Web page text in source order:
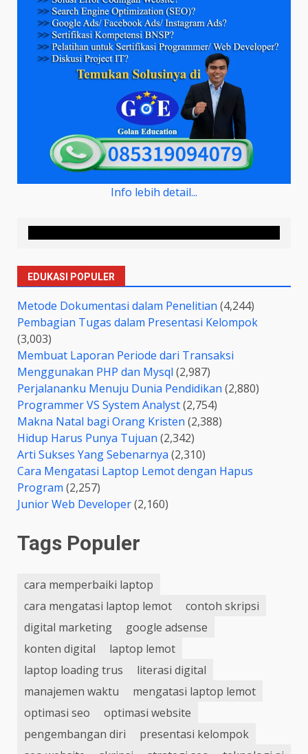
Info lebih detail...
EDUKASI POPULER
Metode Dokumentasi dalam Penelitian (4,244)
Pembagian Tugas dalam Presentasi Kelompok
(3,003)
Membuat Laporan Periode dari Transaksi
Menggunakan PHP dan Mysql (2,987)
Perjalananku Menuju Dunia Pendidikan (2,880)
Programmer VS System Analyst(2,754)
Makna Natal bagi Orang Kristen (2,388)
Hidup Harus Punya Tujuan (2,342)
Arti Sukses Yang Sebenarnya (2,310)
Cara Mengatasi Laptop Lemot dengan Hapus
Program (2,257)
Junior Web Developer(2,160)
Tags Populer
cara memperbaiki laptop
cara mengatasi laptop lemot
contoh skripsi
digital marketing
google adsense
konten digital
laptop lemot
laptop loading trus
literasi digital
manajemen waktu
mengatasi laptop lemot
optimasi seo
optimasi website
pengembangan diri
presentasi kelompok